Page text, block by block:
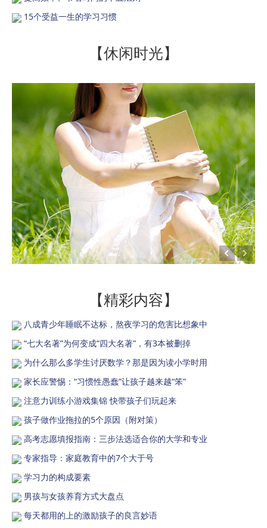
15个受益一生的学习习惯
【休闲时光】
【精彩内容】
八成青少年睡眠不达标，熬夜学习的危害比想象中
“七大名著”为何变成“四大名著”，有3本被删掉
为什么那么多学生讨厌数学？那是因为读小学时用
家长应警惕：“习惯性愚蠢”让孩子越来越“笨”
注意力训练小游戏集锦 快带孩子们玩起来
孩子做作业拖拉的5个原因（附对策）
高考志愿填报指南：三步法选适合你的大学和专业
专家指导：家庭教育中的7个大于号
学习力的构成要素
男孩与女孩养育方式大盘点
每天都用的上的激励孩子的良言妙语